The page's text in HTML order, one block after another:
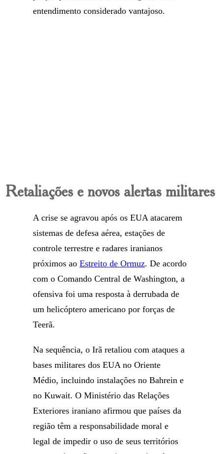
entendimento considerado vantajoso.
Retaliações e novos alertas militares
A crise se agravou após os EUA atacarem
sistemas de defesa aérea, estações de
controle terrestre e radares iranianos
próximos aoEstreito de Ormuz. De acordo
com o Comando Central de Washington, a
ofensiva foi uma resposta à derrubada de
um helicóptero americano por forças de
Teerã.
Na sequência, o Irã retaliou com ataques a
bases militares dos EUA no Oriente
Médio, incluindo instalações no Bahrein e
no Kuwait. O Ministério das Relações
Exteriores iraniano afirmou que países da
região têm a responsabilidade moral e
legal de impedir o uso de seus territórios